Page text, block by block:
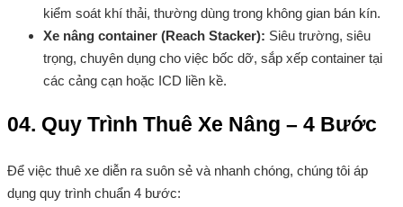
kiểm soát khí thải, thường dùng trong không gian bán kín.
Xe nâng container (Reach Stacker): Siêu trường, siêu
trọng, chuyên dụng cho việc bốc dỡ, sắp xếp container tại
các cảng cạn hoặc ICD liền kề.
04. Quy Trình Thuê Xe Nâng – 4 Bước
Để việc thuê xe diễn ra suôn sẻ và nhanh chóng, chúng tôi áp
dụng quy trình chuẩn 4 bước: